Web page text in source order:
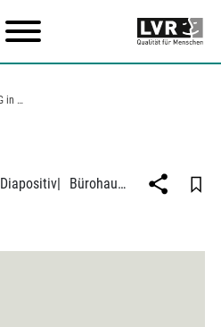
Bürohaus der DEMAG in Duisburg
Diapositiv| Bürohaus der DEMAG in Duisburg